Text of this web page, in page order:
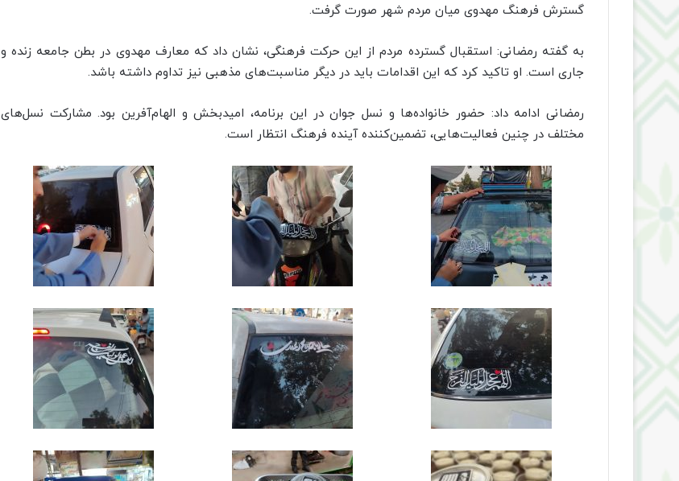
گسترش فرهنگ مهدوی میان مردم شهر صورت گرفت.
به گفته رمضانی: استقبال گسترده مردم از این حرکت فرهنگی، نشان داد که معارف مهدوی در بطن جامعه زنده و
جاری است. او تاکید کرد که این اقدامات باید در دیگر مناسبت‌های مذهبی نیز تداوم داشته باشد.
رمضانی ادامه داد: حضور خانواده‌ها و نسل جوان در این برنامه، امیدبخش و الهام‌آفرین بود. مشارکت نسل‌های
مختلف در چنین فعالیت‌هایی، تضمین‌کننده آینده فرهنگ انتظار است.